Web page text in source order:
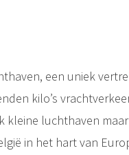
een uniek
kilo’s
kleine luchthaven
in het hart van